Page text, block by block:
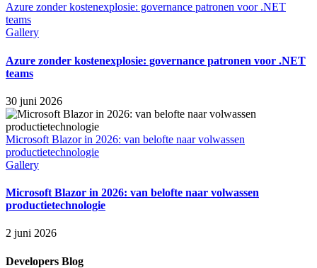
Azure zonder kostenexplosie: governance patronen voor .NET
teams
Gallery
Azure zonder kostenexplosie: governance patronen voor .NET
teams
30 juni 2026
Microsoft Blazor in 2026: van belofte naar volwassen
productietechnologie
Gallery
Microsoft Blazor in 2026: van belofte naar volwassen
productietechnologie
2 juni 2026
Developers Blog